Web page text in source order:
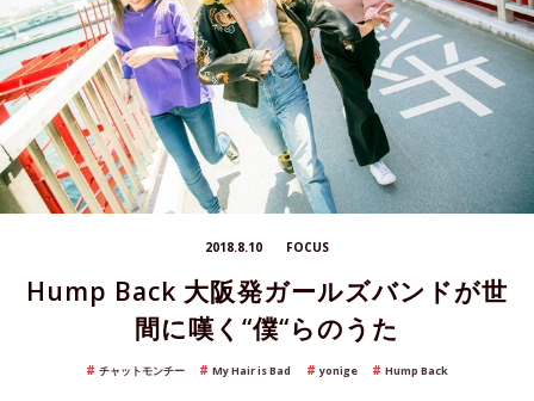
2018.8.10 FOCUS
Hump Back 大阪発ガールズバンドが世
間に嘆く“僕“らのうた
チャットモンチー My Hair is Bad yonige Hump Back